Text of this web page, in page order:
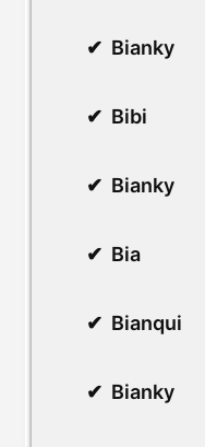
Bianky
Bibi
Bianky
Bia
Bianqui
Bianky